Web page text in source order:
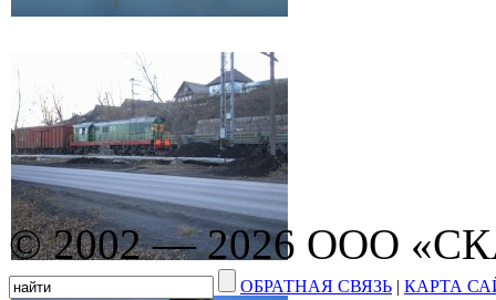
© 2002 — 2026 ООО
ОБРАТНАЯ СВЯЗЬ | КАРТА